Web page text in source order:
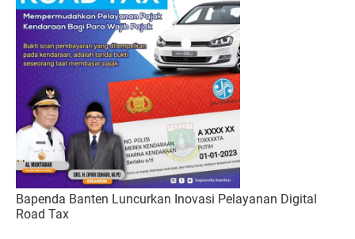
Bapenda Banten Luncurkan Inovasi Pelayanan Digital
Road Tax